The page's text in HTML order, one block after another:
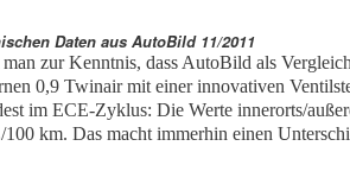
Daten aus AutoBild 11/2011
zur Kenntnis, dass AutoBild als
0,9 Twinair mit einer innovativen
im ECE-Zyklus: Die Werte innerorts/
km. Das macht immerhin einen